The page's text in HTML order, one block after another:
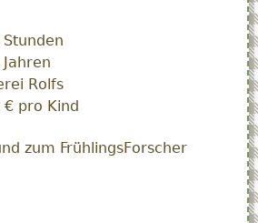
Stunden
Rolfs
€ pro Kind
zum FrühlingsForscher